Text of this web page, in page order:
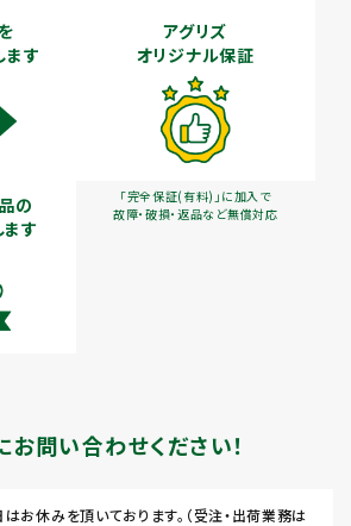
ます
アグリズ
オリジナル保証
「完全保証(有料)」に加入で
故障・破損・返品など無償対応
の
す
お問い合わせください！
はお休みを頂いております。（受注・出荷業務は